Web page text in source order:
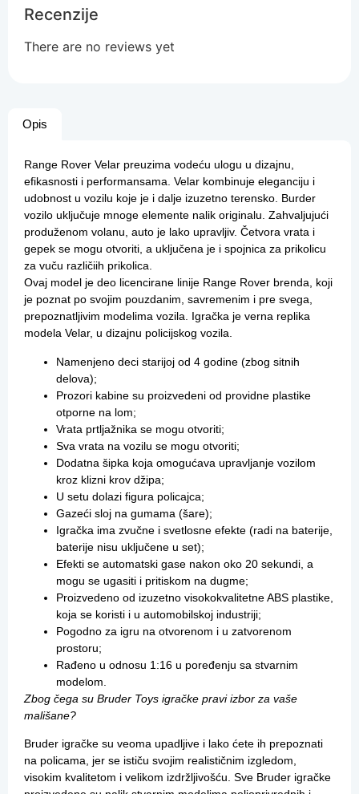
Opis
Range Rover Velar preuzima vodeću ulogu u dizajnu,
efikasnosti i performansama. Velar kombinuje eleganciju i
udobnost u vozilu koje je i dalje izuzetno terensko. Burder
vozilo uključuje mnoge elemente nalik originalu. Zahvaljujući
produženom volanu, auto je lako upravljiv. Četvora vrata i
gepek se mogu otvoriti, a uključena je i spojnica za prikolicu
za vuču različiih prikolica.
Ovaj model je deo licencirane linije Range Rover brenda, koji
je poznat po svojim pouzdanim, savremenim i pre svega,
prepoznatljivim modelima vozila. Igračka je verna replika
modela Velar, u dizajnu policijskog vozila.
Namenjeno deci starijoj od 4 godine (zbog sitnih
delova);
Prozori kabine su proizvedeni od providne plastike
otporne na lom;
Vrata prtljažnika se mogu otvoriti;
Sva vrata na vozilu se mogu otvoriti;
Dodatna šipka koja omogućava upravljanje vozilom
kroz klizni krov džipa;
U setu dolazi figura policajca;
Gazeći sloj na gumama (šare);
Igračka ima zvučne i svetlosne efekte (radi na baterije,
baterije nisu uključene u set);
Efekti se automatski gase nakon oko 20 sekundi, a
mogu se ugasiti i pritiskom na dugme;
Proizvedeno od izuzetno visokokvalitetne ABS plastike,
koja se koristi i u automobilskoj industriji;
Pogodno za igru na otvorenom i u zatvorenom
prostoru;
Rađeno u odnosu 1:16 u poređenju sa stvarnim
modelom.
Zbog čega su Bruder Toys igračke pravi izbor za vaše
mališane?
Bruder igračke su veoma upadljive i lako ćete ih prepoznati
na policama, jer se ističu svojim realističnim izgledom,
visokim kvalitetom i velikom izdržljivošću. Sve Bruder igračke
Recenzije
There are no reviews yet